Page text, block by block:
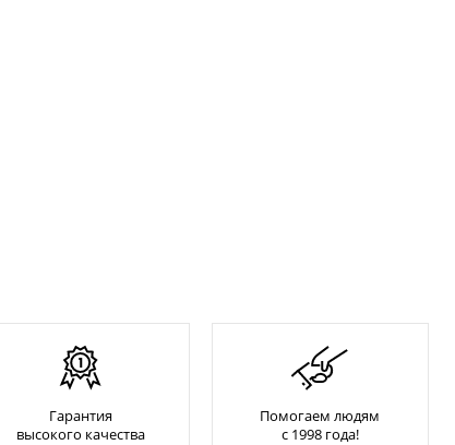
Гарантия
высокого качества
Помогаем людям
с 1998 года!